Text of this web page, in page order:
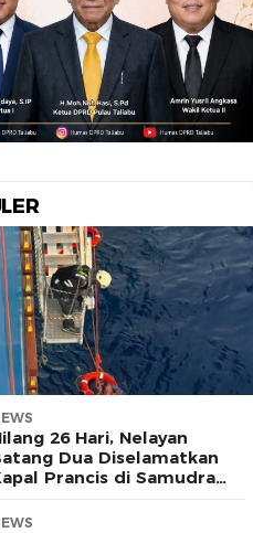
26 Hari, Nelayan
Dua Diselamatkan
Prancis di Samudra